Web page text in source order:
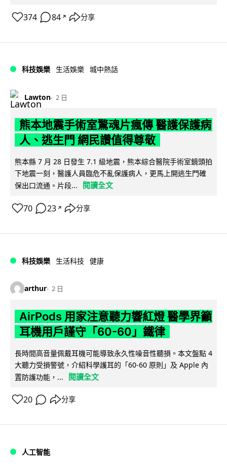
374 84 ↗ 分享
科技娛樂 生活娛樂 城中熱話
Lawton 2 日
熊本地震手術室驚魂片瘋傳 醫護保護病
人、逃生門 網民讚值得尊敬
熊本縣 7 月 28 日發生 7.1 級地震，熊本綜合醫院手術室鏡頭拍
下地震一刻，醫護人員臨危不亂保護病人，更馬上開逃生門確
保出口流通。片段...
閱讀全文
70 23 ↗ 分享
科技娛樂 生活科技 健康
arthur 2 日
AirPods 用家注意聽力響紅燈 醫學界籲
耳機用戶謹守「60-60」鐵律
長時間高音量佩戴耳機可能導致永久性噪音性聽損。本文盤點 4
大聽力受損警號，介紹科學護耳的「60-60 原則」及 Apple 內
置防護功能，...
閱讀全文
20 分享
人工智能